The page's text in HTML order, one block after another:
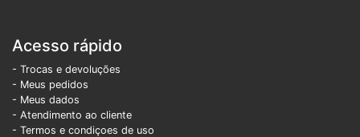
Acesso rápido
- Trocas e devoluções
- Meus pedidos
- Meus dados
- Atendimento ao cliente
- Termos e condiçoes de uso